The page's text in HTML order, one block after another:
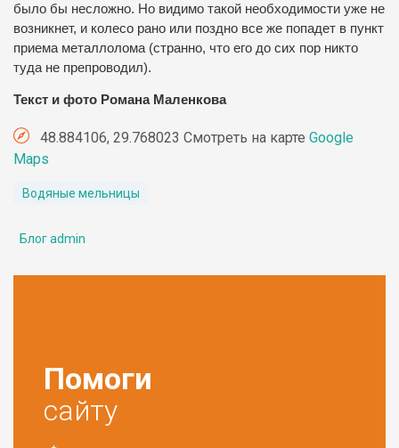
было бы несложно. Но видимо такой необходимости уже не
возникнет, и колесо рано или поздно все же попадет в пункт
приема металлолома (странно, что его до сих пор никто
туда не препроводил).
Текст и фото Романа Маленкова
48.884106, 29.768023 Смотреть на карте Google
Maps
Водяные мельницы
Блог admin
Помоги
сайту